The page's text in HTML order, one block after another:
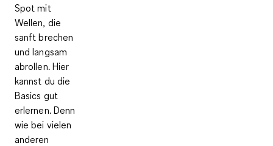
Spot mit
Wellen, die
sanft brechen
und langsam
abrollen. Hier
kannst du die
Basics gut
erlernen. Denn
wie bei vielen
anderen